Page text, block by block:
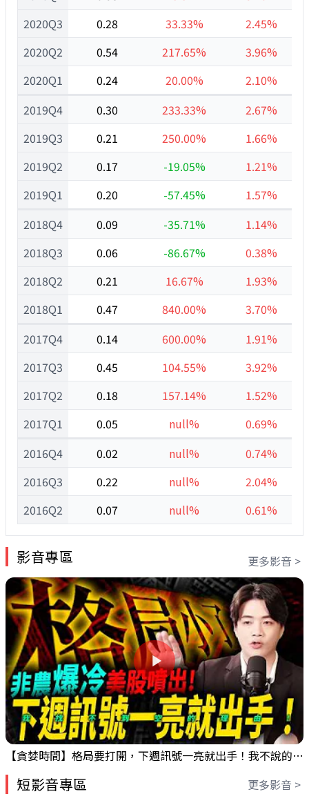
2020Q3
2020Q2
2020Q1
2019Q4
2019Q3
2019Q2
2019Q1
2018Q4
2018Q3
2018Q2
2018Q1
2017Q4
2017Q3
2017Q2
2017Q1
2016Q4
2016Q3
2016Q2
0.28
33.33%
2.45%
0.54
217.65%
3.96%
0.24
20.00%
2.10%
0.30
233.33%
2.67%
0.21
250.00%
1.66%
0.17
-19.05%
1.21%
0.20
-57.45%
1.57%
0.09
-35.71%
1.14%
0.06
-86.67%
0.38%
0.21
16.67%
1.93%
0.47
840.00%
3.70%
0.14
600.00%
1.91%
0.45
104.55%
3.92%
0.18
157.14%
1.52%
0.05
null%
0.69%
0.02
null%
0.74%
0.22
null%
2.04%
0.07
null% 0.61%
影音專區 更多影音 >
【貪婪時間】格局要打開，下週訊號一亮就出手！我不說的話還真一堆人不知道！｜錢進大趨勢 Mr.智霖 陳 2026/08/08
短影音專區 更多影音 >